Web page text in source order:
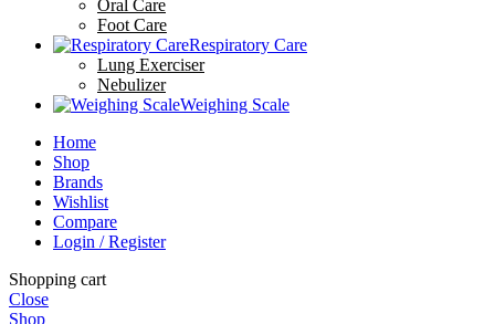
Oral Care
Foot Care
Respiratory Care
Lung Exerciser
Nebulizer
Weighing Scale
Home
Shop
Brands
Wishlist
Compare
Login / Register
Shopping cart
Close
Shop